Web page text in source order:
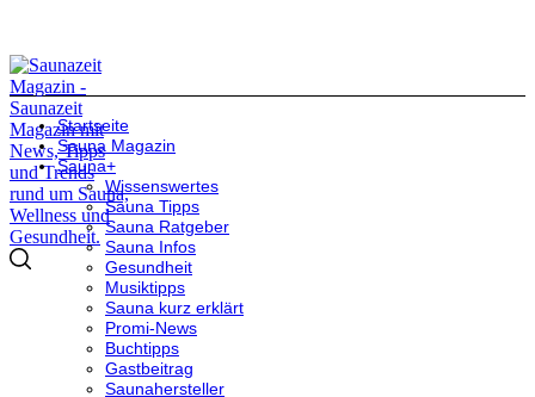
Startseite
Sauna Magazin
Sauna+
Wissenswertes
Sauna Tipps
Sauna Ratgeber
Sauna Infos
Gesundheit
Musiktipps
Sauna kurz erklärt
Promi-News
Buchtipps
Gastbeitrag
Saunahersteller